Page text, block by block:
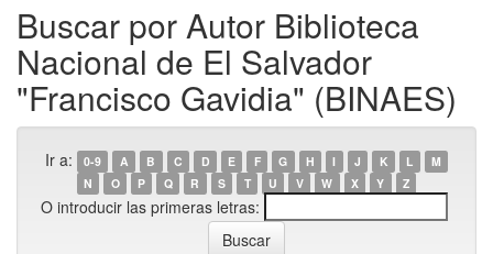
Buscar por Autor Biblioteca
Nacional de El Salvador
"Francisco Gavidia" (BINAES)
Ir a: 0-9 A B C D E F G H I J K L
M
N
O P Q R S T U V W X Y Z
O introducir las primeras letras: